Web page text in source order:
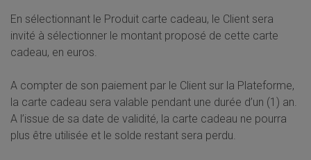
En sélectionnant le Produit carte cadeau, le Client sera
invité à sélectionner le montant proposé de cette carte
cadeau, en euros.
A compter de son paiement par le Client sur la Plateforme,
la carte cadeau sera valable pendant une durée d’un (1) an.
A l’issue de sa date de validité, la carte cadeau ne pourra
plus être utilisée et le solde restant sera perdu.